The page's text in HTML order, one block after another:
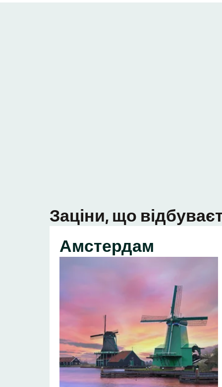
Заціни, що
Амстердам